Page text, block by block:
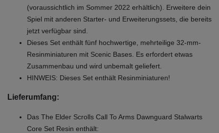
(voraussichtlich im Sommer 2022 erhältlich). Erweitere dein
Spiel mit anderen Starter- und Erweiterungssets, die bereits
jetzt verfügbar sind.
Dieses Set enthält fünf hochwertige, mehrteilige 32-mm-
Resinminiaturen mit Scenic Bases. Es erfordert etwas
Zusammenbau und wird unbemalt geliefert.
HINWEIS: Dieses Set enthält Resinminiaturen!
Lieferumfang:
Das The Elder Scrolls Call To Arms Dawnguard Stalwarts
Core Set Resin enthält: